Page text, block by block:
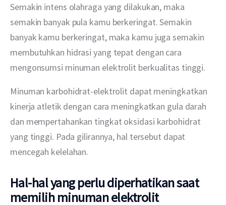
Semakin intens olahraga yang dilakukan, maka
semakin banyak pula kamu berkeringat. Semakin
banyak kamu berkeringat, maka kamu juga semakin
membutuhkan hidrasi yang tepat dengan cara
mengonsumsi minuman elektrolit berkualitas tinggi.
Minuman karbohidrat-elektrolit dapat meningkatkan
kinerja atletik dengan cara meningkatkan gula darah
dan mempertahankan tingkat oksidasi karbohidrat
yang tinggi. Pada gilirannya, hal tersebut dapat
mencegah kelelahan.
Hal-hal yang perlu diperhatikan saat
memilih minuman elektrolit